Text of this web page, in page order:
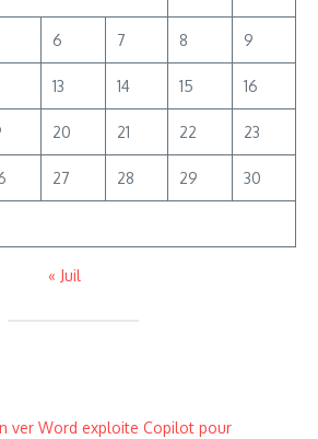
6 7 8 9
13 14 15 16
20 21 22 23
27 28 29 30
« Juil
ver Word exploite Copilot pour